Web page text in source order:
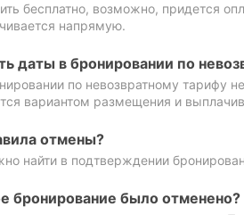
бесплатно, возможно, придется
напрямую.
даты в бронировании по
по невозвратному тарифу
вариантом размещения и
отмены?
найти в подтверждении
бронирование было отменено?